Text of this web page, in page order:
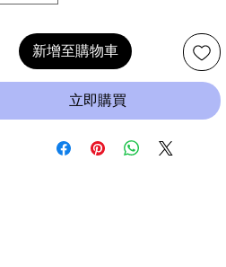
新增至購物車
立即購買